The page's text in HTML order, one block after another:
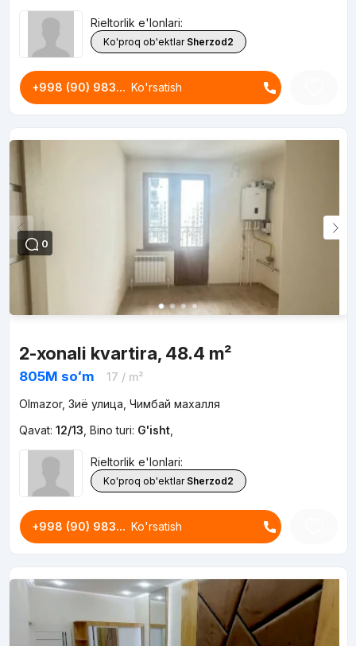
Rieltorlik e'lonlari:
Ko'proq ob'ektlar Sherzod2
+998 (90) 983... Ko'rsatish
0
2-xonali kvartira, 48.4 m²
805M soʻm 17 / m²
Olmazor, Зиё улица, Чимбай махалля
Qavat: 12/13 Bino turi: G'isht,
Rieltorlik e'lonlari:
Ko'proq ob'ektlar Sherzod2
+998 (90) 983... Ko'rsatish